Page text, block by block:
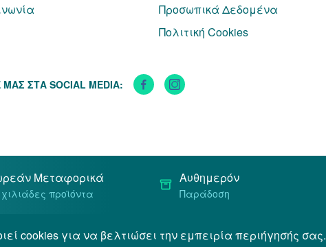
Προσωπικά Δεδομένα
Πολιτική Cookies
ΜΑΣ ΣΤΑ SOCIAL MEDIA:
Μεταφορικά
προϊόντα
Αυθημερόν
Παράδοση
Προσωπικά Δεδομένα
cookies για να βελτιώσει την εμπειρία περιήγησής σας.